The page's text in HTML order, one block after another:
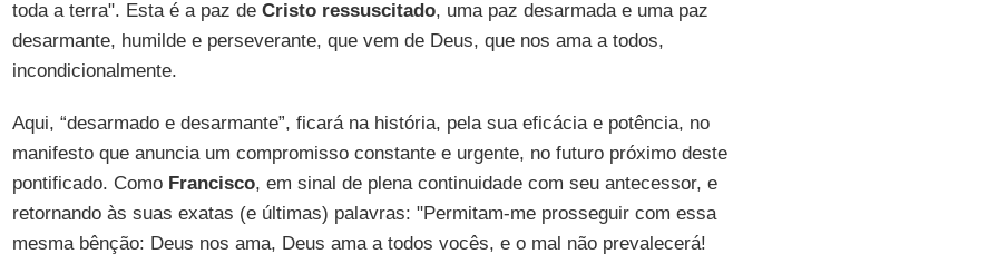
toda a terra". Esta é a paz de Cristo ressuscitado, uma paz desarmada e uma paz
desarmante, humilde e perseverante, que vem de Deus, que nos ama a todos,
incondicionalmente.
Aqui, “desarmado e desarmante”, ficará na história, pela sua eficácia e potência, no
manifesto que anuncia um compromisso constante e urgente, no futuro próximo deste
pontificado. Como Francisco, em sinal de plena continuidade com seu antecessor, e
retornando às suas exatas (e últimas) palavras: "Permitam-me prosseguir com essa
mesma bênção: Deus nos ama, Deus ama a todos vocês, e o mal não prevalecerá!